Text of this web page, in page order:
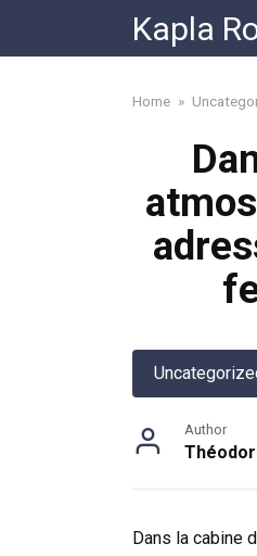
content
Kapla
Home »
Author
Dans la cabine